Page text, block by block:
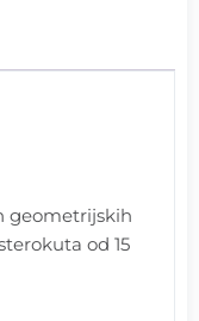
geometrijskih
od 15